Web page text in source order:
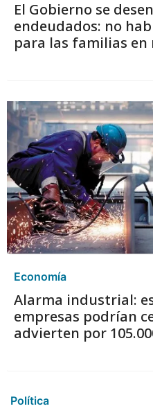
El Gobierno se
endeudados: no
para las familias en
Economía
Alarma industrial:
empresas podrían
advierten por
Política